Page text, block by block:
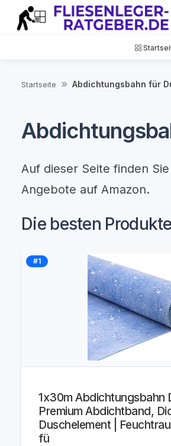
Startseite Abdichtungsbahn für
Auf dieser Seite finden
Angebote auf Amazon.
Die besten
#1
1x30m Abdichtungsbahn
Premium Abdichtband,
Duschelement |
fü